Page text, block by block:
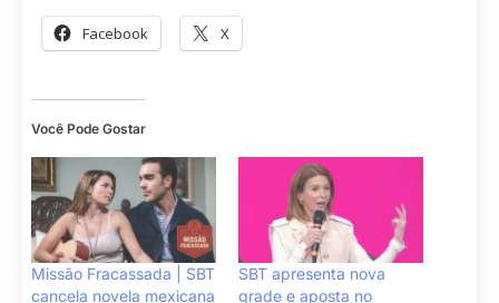
Facebook X
Você Pode Gostar
Missão Fracassada | SBT
cancela novela mexicana
SBT apresenta nova
grade e aposta no